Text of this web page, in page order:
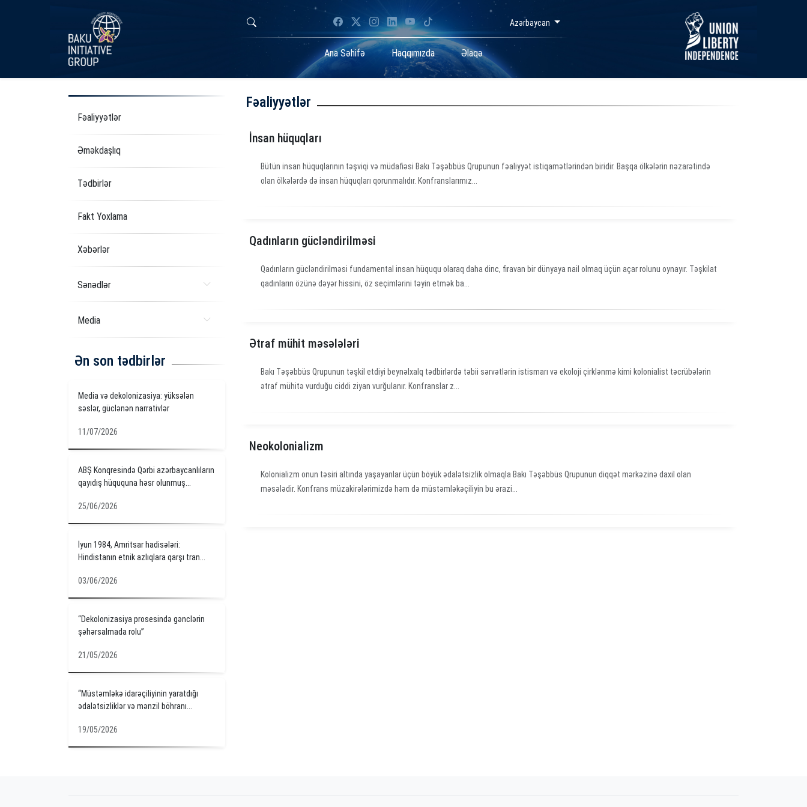
Azərbaycan
Ana Səhifə Haqqımızda Əlaqə
Fəaliyyətlər
Əməkdaşlıq
Tədbirlər
Fakt Yoxlama
Xəbərlər
Sənədlər
Media
Ən son tədbirlər
Media və dekolonizasiya: yüksələn
səslər, güclənən narrativlər
11/07/2026
ABŞ Konqresində Qərbi azərbaycanlıların
qayıdış hüququna həsr olunmuş...
25/06/2026
İyun 1984, Amritsar hadisələri:
Hindistanın etnik azlıqlara qarşı tran...
03/06/2026
“Dekolonizasiya prosesində gənclərin
şəhərsalmada rolu”
21/05/2026
“Müstəmləkə idarəçiliyinin yaratdığı
ədalətsizliklər və mənzil böhranı...
19/05/2026
Fəaliyyətlər
İnsan hüquqları
Bütün insan hüquqlarının təşviqi və müdafiəsi Bakı Təşəbbüs Qrupunun fəaliyyət istiqamətlərindən biridir. Başqa ölkələrin nəzarətində
olan ölkələrdə də insan hüquqları qorunmalıdır. Konfranslarımız...
Qadınların gücləndirilməsi
Qadınların gücləndirilməsi fundamental insan hüququ olaraq daha dinc, firavan bir dünyaya nail olmaq üçün açar rolunu oynayır. Təşkilat
qadınların özünə dəyər hissini, öz seçimlərini təyin etmək ba...
Ətraf mühit məsələləri
Bakı Təşəbbüs Qrupunun təşkil etdiyi beynəlxalq tədbirlərdə təbii sərvətlərin istismarı və ekoloji çirklənmə kimi kolonialist təcrübələrin
ətraf mühitə vurduğu ciddi ziyan vurğulanır. Konfranslar z...
Neokolonializm
Kolonializm onun təsiri altında yaşayanlar üçün böyük ədalətsizlik olmaqla Bakı Təşəbbüs Qrupunun diqqət mərkəzinə daxil olan
məsələdir. Konfrans müzakirələrimizdə həm də müstəmləkəçiliyin bu ərazi...